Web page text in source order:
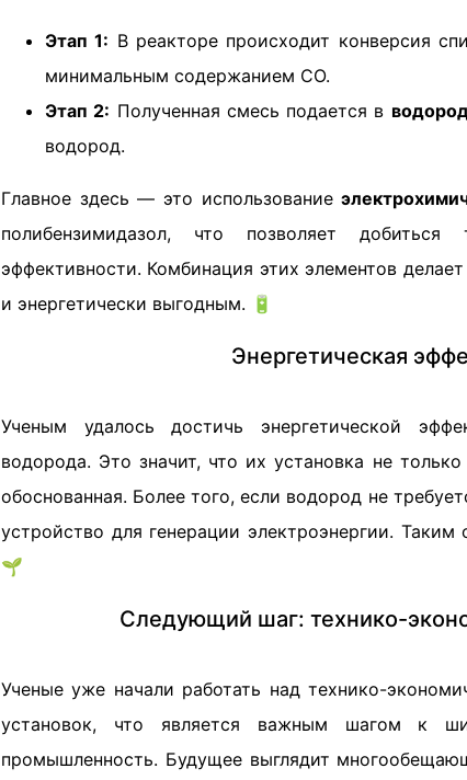
Этап 1: В реакторе происходит конверсия
минимальным содержанием СО.
Этап 2: Полученная смесь подается в
водород.
Главное здесь — это использование
полибензимидазол, что позволяет
эффективности. Комбинация этих элементов
и энергетически выгодным. 🔋
Энергетическая
Ученым удалось достичь энергетической
водорода. Это значит, что их установка не
обоснованная. Более того, если водород не
устройство для генерации электроэнергии.
🌱
Следующий шаг: технико-
Ученые уже начали работать над технико-
установок, что является важным шагом к
промышленность. Будущее выглядит